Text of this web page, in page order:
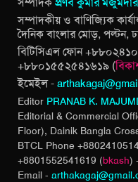
সম্পাদকীয় ও বাণিজ্যিক
দৈনিক বাংলার মোড়, পল্টন,
বিটিসিএল ফোন
+৮৮০১৫৫২৫৪১৬১৯ (
ইমেইল -
Editor PRANAB K.
Editorial & Commercial
Floor), Dainik Bangla
BTCL Phone
+8801552541619 (bkash)
Email -